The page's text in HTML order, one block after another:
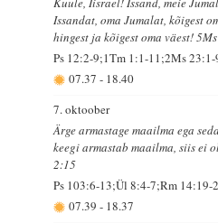
Issandat, oma Jumalat, kõigest
hingest ja kõigest oma väest!
Ps 12:2-9;1Tm 1:1-11;2Ms
07.37- 18.40
7. oktoober
Ärge armastage maailma ega
keegi armastab maailma, siis ei
2:15
Ps 103:6-13;Ül 8:4-7;Rm 14:19-
07.39- 18.37